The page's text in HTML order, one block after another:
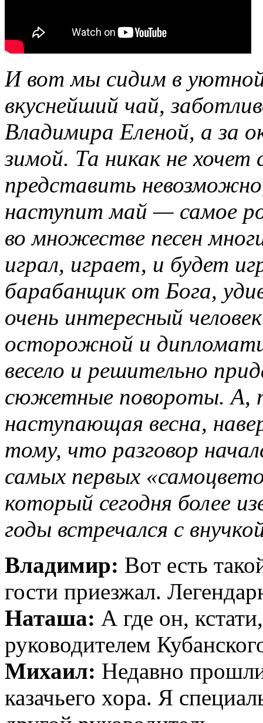
И вот мы сидим в
вкуснейший чай,
Владимира Еленой, а за
зимой. Та никак не хочет
представить
наступит май — самое
во множестве песен
играл, играет, и будет
барабанщик от Бога,
очень интересный
осторожной и
весело и решительно
сюжетные повороты. А,
наступающая весна,
тому, что разговор
самых первых
который сегодня более
годы встречался с
Владимир: Вот есть
гости приезжал.
Наташа: А где он,
руководителем
Михаил: Недавно
казачьего хора. Я